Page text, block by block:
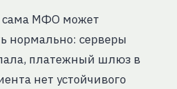
сама МФО может
нормально: серверы
платежный шлюз в
нет устойчивого